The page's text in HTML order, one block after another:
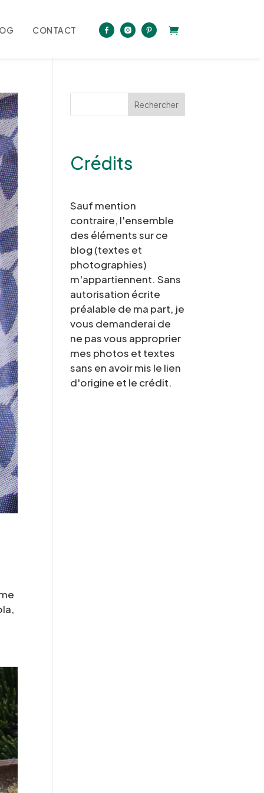
CONTACT
Rechercher
Crédits
Sauf mention
contraire, l'ensemble
des éléments sur ce
blog (textes et
photographies)
m'appartiennent. Sans
autorisation écrite
préalable de ma part, je
vous demanderai de
ne pas vous approprier
mes photos et textes
sans en avoir mis le lien
d'origine et le crédit.